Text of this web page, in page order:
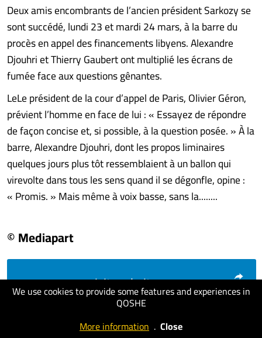
We use cookies to provide some features and experiences in
QOSHE
More information . Close
Deux amis encombrants de l’ancien président Sarkozy se
sont succédé, lundi 23 et mardi 24 mars, à la barre du
procès en appel des financements libyens. Alexandre
Djouhri et Thierry Gaubert ont multiplié les écrans de
fumée face aux questions gênantes.
LeLe président de la cour d’appel de Paris, Olivier Géron,
prévient l’homme en face de lui : « Essayez de répondre
de façon concise et, si possible, à la question posée. » À la
barre, Alexandre Djouhri, dont les propos liminaires
quelques jours plus tôt ressemblaient à un ballon qui
virevolte dans tous les sens quand il se dégonfle, opine :
« Promis. » Mais même à voix basse, sans la........
© Mediapart
visit website